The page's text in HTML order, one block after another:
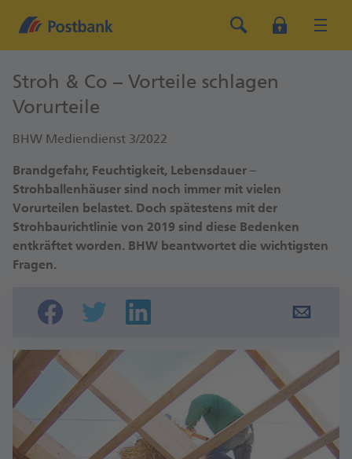
Stroh & Co – Vorteile schlagen
Vorurteile
BHW Mediendienst 3/2022
Brandgefahr, Feuchtigkeit, Lebensdauer –
Strohballenhäuser sind noch immer mit vielen
Vorurteilen belastet. Doch spätestens mit der
Strohbaurichtlinie von 2019 sind diese Bedenken
entkräftet worden. BHW beantwortet die wichtigsten
Fragen.